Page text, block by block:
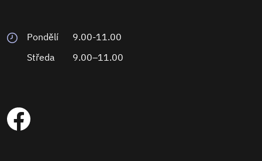
Pondělí
9.00-11.00
Středa
9.00–11.00